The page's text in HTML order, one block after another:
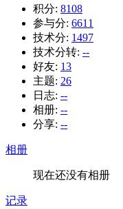
积分: 8108
参与分: 6611
技术分: 1497
技术分转: --
好友: 13
主题: 26
日志: --
相册: --
分享: --
相册
现在还没有相册
记录